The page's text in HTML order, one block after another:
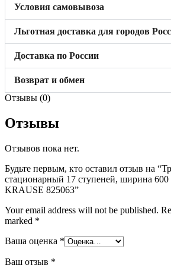
Условия самовывоза
Льготная доставка для городов
Доставка по России
Возврат и обмен
Отзывы (0)
Отзывы
Отзывов пока нет.
Будьте первым, кто оставил отзыв на
стационарный 17 ступеней, ширина 600
KRAUSE 825063”
Your email address will not be published.
marked *
Ваша оценка *
Ваш отзыв *